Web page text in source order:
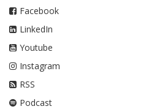
Facebook
LinkedIn
Youtube
Instagram
RSS
Podcast